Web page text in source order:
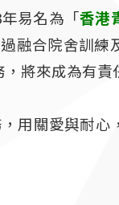
易名為「香港
融合院舍訓
將來成為有責
用關愛與耐